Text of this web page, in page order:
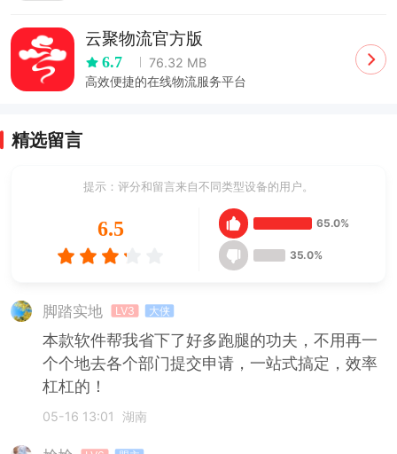
云聚物流官方版
6.7
76.32 MB
高效便捷的在线物流服务平台
精选留言
提示：评分和留言来自不同类型设备的用户。
6.5 65.0%
35.0%
脚踏实地 LV3 大侠
本款软件帮我省下了好多跑腿的功夫，不用再一
个个地去各个部门提交申请，一站式搞定，效率
杠杠的！
05-16 13:01 湖南